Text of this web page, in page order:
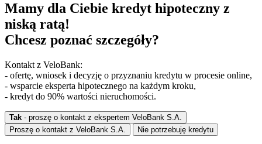
Mamy dla Ciebie kredyt hipoteczny z
niską ratą!
Chcesz poznać szczegóły?
Kontakt z VeloBank:
- ofertę, wniosek i decyzję o przyznaniu kredytu w procesie online,
- wsparcie eksperta hipotecznego na każdym kroku,
- kredyt do 90% wartości nieruchomości.
Tak - proszę o kontakt z ekspertem VeloBank S.A.
Proszę o kontakt z VeloBank S.A.
Nie potrzebuję kredytu